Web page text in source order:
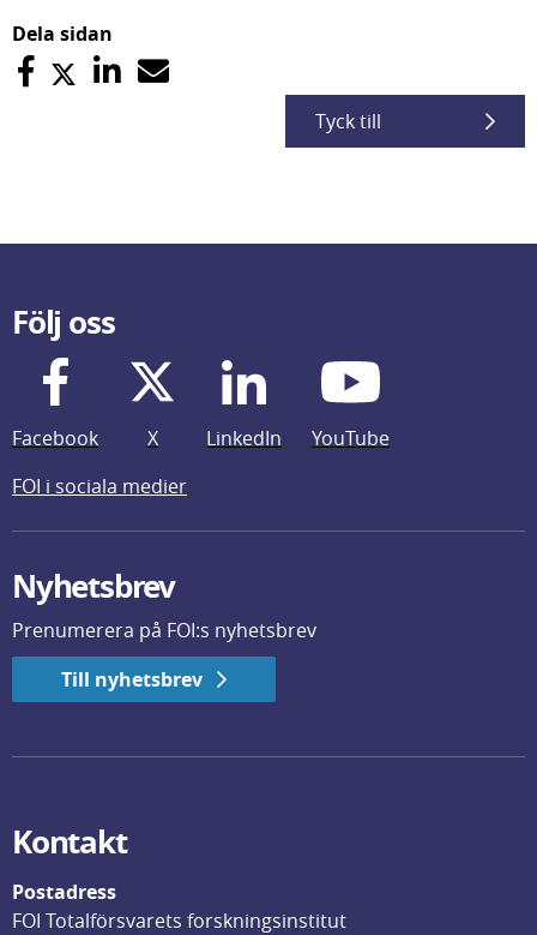
Dela sidan
Tyck till
Följ oss
Facebook X LinkedIn
YouTube
FOI i sociala medier
Nyhetsbrev
Prenumerera på FOI:s nyhetsbrev
Till nyhetsbrev
Kontakt
Postadress
FOI Totalförsvarets forskningsinstitut